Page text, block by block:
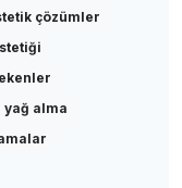
çözümler
yağ alma